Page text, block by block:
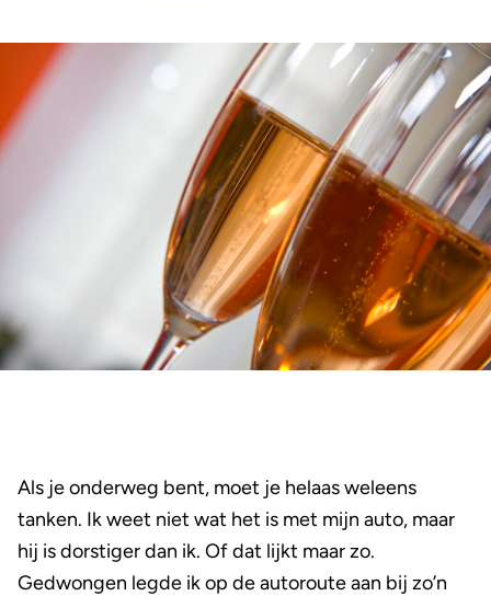
Als je onderweg bent, moet je helaas weleens
tanken. Ik weet niet wat het is met mijn auto, maar
hij is dorstiger dan ik. Of dat lijkt maar zo.
Gedwongen legde ik op de autoroute aan bij zo’n